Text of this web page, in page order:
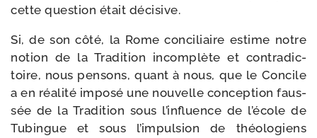
cette ques­tion était décisive.
Si, de son côté, la Rome conci­liaire estime notre
notion de la Tradition incom­plète et contra­dic­
toire, nous pen­sons, quant à nous, que le Concile
a en réa­li­té impo­sé une nou­velle concep­tion faus­
sée de la Tradition sous l’in­fluence de l’é­cole de
Tubingue et sous l’im­pul­sion de théo­lo­giens